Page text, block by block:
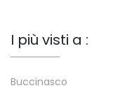
I più visti a :
Buccinasco